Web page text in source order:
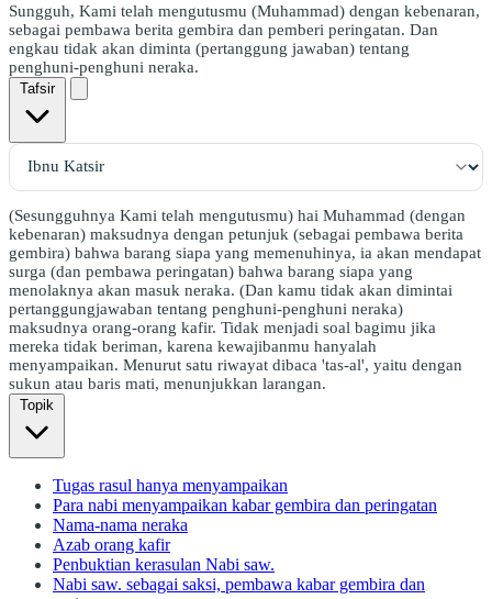
Sungguh, Kami telah mengutusmu (Muhammad) dengan kebenaran,
sebagai pembawa berita gembira dan pemberi peringatan. Dan
engkau tidak akan diminta (pertang­­­gung­­­­­ jawaban) tentang
penghuni-penghuni neraka.
Tafsir
(Sesungguhnya Kami telah mengutusmu) hai Muhammad (dengan
kebenaran) maksudnya dengan petunjuk (sebagai pembawa berita
gembira) bahwa barang siapa yang memenuhinya, ia akan mendapat
surga (dan pembawa peringatan) bahwa barang siapa yang
menolaknya akan masuk neraka. (Dan kamu tidak akan dimintai
pertanggungjawaban tentang penghuni-penghuni neraka)
maksudnya orang-orang kafir. Tidak menjadi soal bagimu jika
mereka tidak beriman, karena kewajibanmu hanyalah
menyampaikan. Menurut satu riwayat dibaca 'tas-al', yaitu dengan
sukun atau baris mati, menunjukkan larangan.
Topik
Tugas rasul hanya menyampaikan
Para nabi menyampaikan kabar gembira dan peringatan
Nama-nama neraka
Azab orang kafir
Penbuktian kerasulan Nabi saw.
Nabi saw. sebagai saksi, pembawa kabar gembira dan